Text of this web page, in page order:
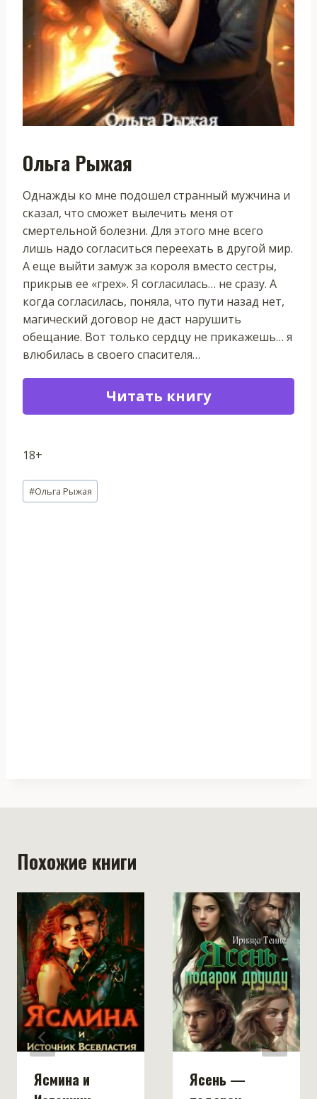
Ольга Рыжая
Однажды ко мне подошел странный мужчина и
сказал, что сможет вылечить меня от
смертельной болезни. Для этого мне всего
лишь надо согласиться переехать в другой мир.
А еще выйти замуж за короля вместо сестры,
прикрыв ее «грех». Я согласилась… не сразу. А
когда согласилась, поняла, что пути назад нет,
магический договор не даст нарушить
обещание. Вот только сердцу не прикажешь… я
влюбилась в своего спасителя…
Читать книгу
18+
Метки
записи:
#Ольга Рыжая
Похожие книги
Ясмина и
Ясень —